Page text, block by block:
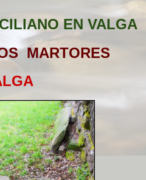
EN VALGA
MARTORES